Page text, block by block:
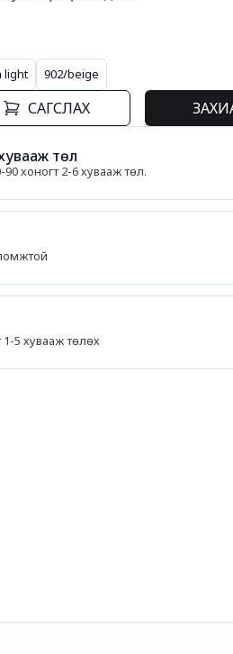
light 902/beige
САГСЛАХ
төл
90 хоногт 2-6 хувааж төл.
1-5 хувааж төлөх